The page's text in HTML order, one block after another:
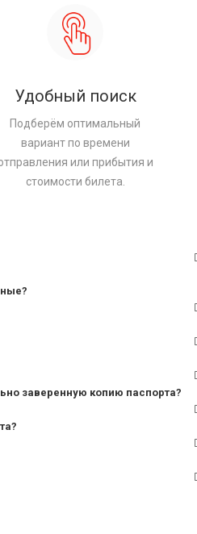
Удобный поиск
Подберём оптимальный
вариант по времени
или прибытия и
стоимости билета.
заверенную копию паспорта?